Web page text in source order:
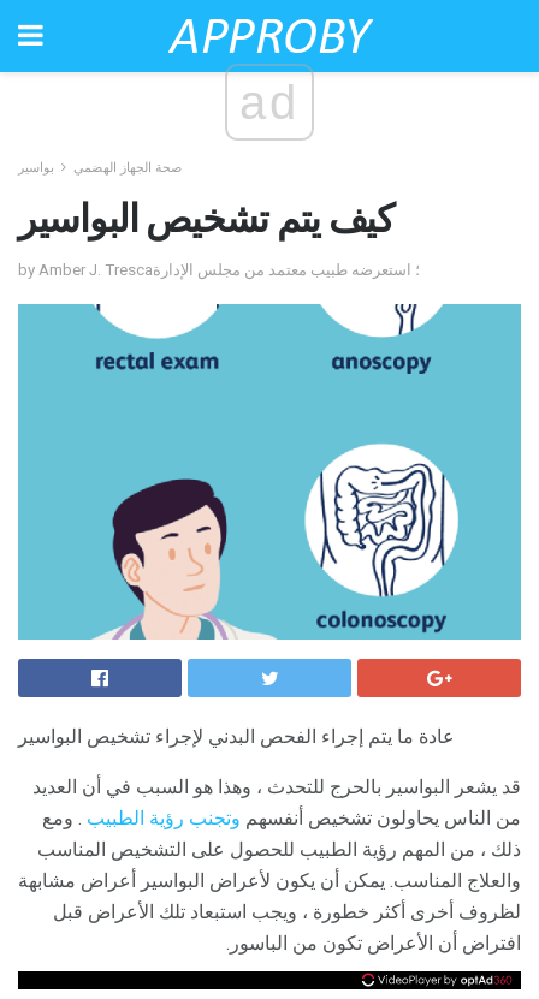
ad
صحة الجهاز الهضمي بواسير
كيف يتم تشخيص البواسير
by Amber J. Tresca؛ استعرضه طبيب معتمد من مجلس الإدارة
عادة ما يتم إجراء الفحص البدني لإجراء تشخيص البواسير
قد يشعر البواسير بالحرج للتحدث ، وهذا هو السبب في أن العديد
من الناس يحاولون تشخيص أنفسهم وتجنب رؤية الطبيب . ومع
ذلك ، من المهم رؤية الطبيب للحصول على التشخيص المناسب
والعلاج المناسب. يمكن أن يكون لأعراض البواسير أعراض مشابهة
لظروف أخرى أكثر خطورة ، ويجب استبعاد تلك الأعراض قبل
افتراض أن الأعراض تكون من الباسور.